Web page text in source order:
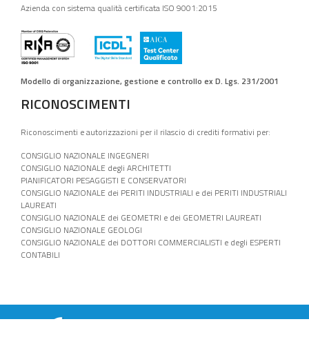
Azienda con sistema qualità certificata ISO 9001:2015
Modello di organizzazione, gestione e controllo ex D. Lgs. 231/2001
RICONOSCIMENTI
Riconoscimenti e autorizzazioni per il rilascio di crediti formativi per:
CONSIGLIO NAZIONALE INGEGNERI
CONSIGLIO NAZIONALE degli ARCHITETTI
PIANIFICATORI PESAGGISTI E CONSERVATORI
CONSIGLIO NAZIONALE dei PERITI INDUSTRIALI e dei PERITI INDUSTRIALI
LAUREATI
CONSIGLIO NAZIONALE dei GEOMETRI e dei GEOMETRI LAUREATI
CONSIGLIO NAZIONALE GEOLOGI
CONSIGLIO NAZIONALE dei DOTTORI COMMERCIALISTI e degli ESPERTI
CONTABILI